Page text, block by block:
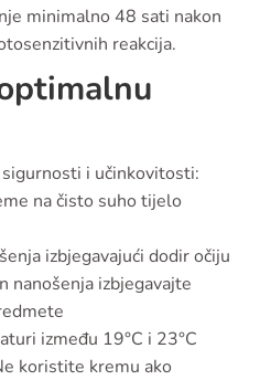
minimalno 48 sati nakon
reakcija.
i učinkovitosti:
na čisto suho tijelo
izbjegavajući dodir očiju
nanošenja izbjegavajte
između 19°C i 23°C
koristite kremu ako